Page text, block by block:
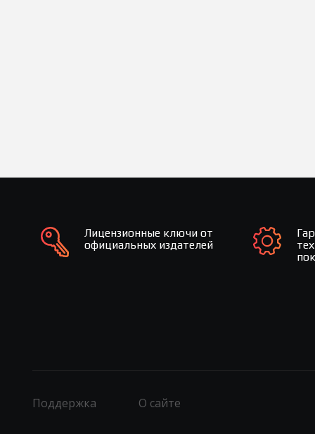
Лицензионные ключи от
официальных издателей
Поддержка О сайте